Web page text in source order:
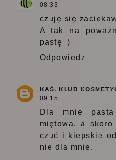
08:33
czuję się
A tak na
pastę :)
Odpowiedz
KAŚ. KLUB
09:15
Dla mnie
miętowa, a
czuć i kiepskie
nie dla mnie.